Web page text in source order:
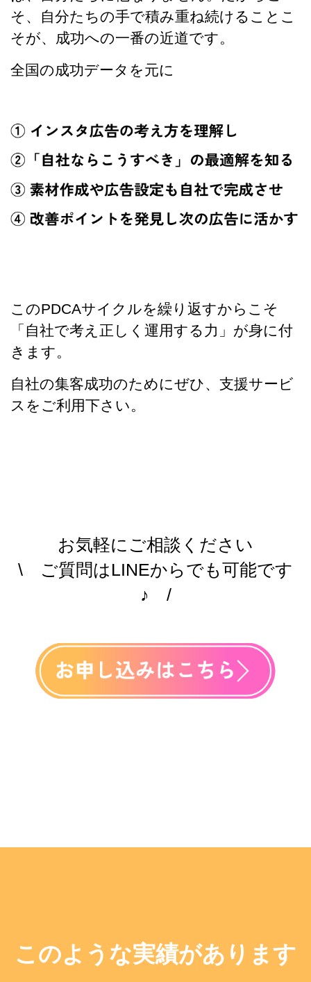
そ、 自分たちの手で積み重ね続けることこ
そが、成功への一番の近道です。
全国の成功データを元に
このPDCAサイクルを繰り返すからこそ
「自社で考え正しく運用する力」が身に付
きます。
自社の集客成功のためにぜひ、支援サービ
スをご利用下さい。
お気軽にご相談ください
\ ご質問はLINEからでも可能です
♪ /
このような実績があります